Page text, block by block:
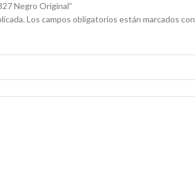
Negro Original”
Los campos obligatorios están marcados con